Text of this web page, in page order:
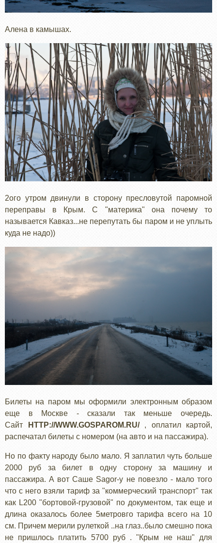
Алена в камышах.
2ого утром двинули в сторону пресловутой паромной
переправы в Крым. С "материка" она почему то
называется Кавказ...не перепутать бы паром и не уплыть
куда не надо))
Билеты на паром мы оформили электронным образом
еще в Москве - сказали так меньше очередь.
Сайт
HTTP://WWW.GOSPAROM.RU/, оплатил картой,
распечатал билеты с номером (на авто и на пассажира).
Но по факту народу было мало. Я заплатил чуть больше
2000 руб за билет в одну сторону за машину и
пассажира. А вот Саше Sagor-у не повезло - мало того
что с него взяли тариф за "коммерческий транспорт" так
как L200 "бортовой-грузовой" по документом, так еще и
длина оказалось более 5метровго тарифа всего на 10
см. Причем мерили рулеткой ..на глаз..было смешно пока
не пришлось платить 5700 руб . "Крым не наш" для